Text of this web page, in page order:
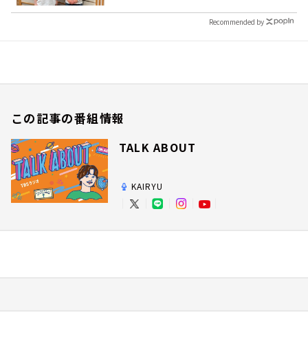
Recommended by
この記事の番組情報
TALK ABOUT
KAIRYU